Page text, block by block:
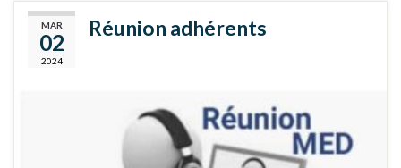
MAR
02
2024
Réunion adhérents